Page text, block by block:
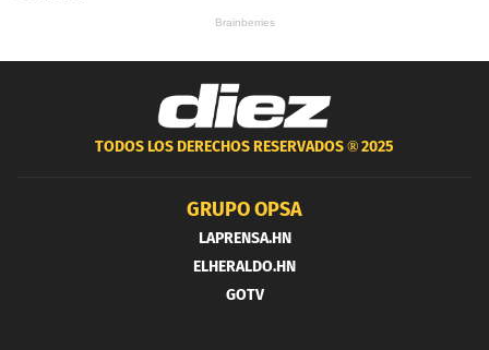
TODOS LOS DERECHOS RESERVADOS ®2025
GRUPO OPSA
LAPRENSA.HN
ELHERALDO.HN
GOTV